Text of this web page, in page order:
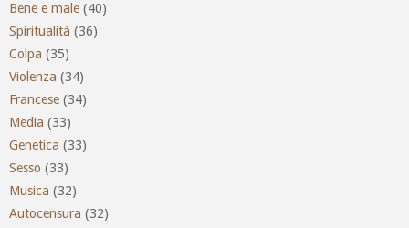
Bene e male (40)
Spiritualità (36)
Colpa (35)
Violenza (34)
Francese (34)
Media (33)
Genetica (33)
Sesso (33)
Musica (32)
Autocensura (32)